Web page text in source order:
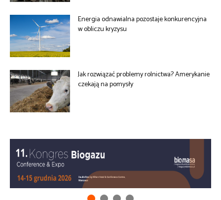
Energia odnawialna pozostaje konkurencyjna
w obliczu kryzysu
Jak rozwiązać problemy rolnictwa? Amerykanie
czekają na pomysły